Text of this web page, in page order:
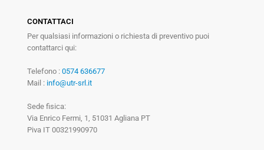
CONTATTACI
Per qualsiasi informazioni o richiesta di preventivo puoi
contattarci qui:
Telefono : 0574 636677
Mail : info@utr-srl.it
Sede fisica:
Via Enrico Fermi, 1, 51031 Agliana PT
Piva IT 00321990970